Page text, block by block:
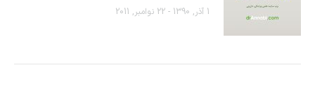
1 آذر, 1390 - 22 نوامبر, 2011